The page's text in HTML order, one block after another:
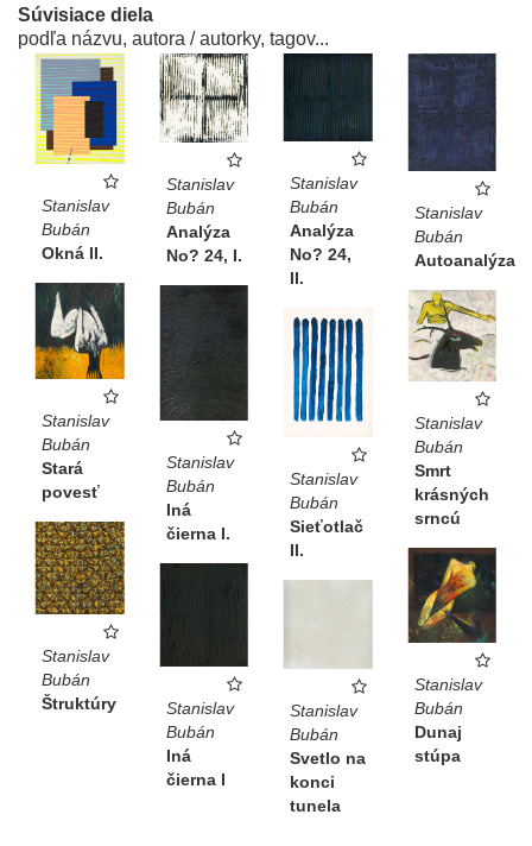
Súvisiace diela
podľa názvu, autora / autorky, tagov...
Stanislav
Bubán
Okná II.
Stanislav
Bubán
Analýza
No? 24, I.
Stanislav
Bubán
Analýza
No? 24,
II.
Stanislav
Bubán
Autoanalýza
Stanislav
Bubán
Stará
povesť
Stanislav
Bubán
Iná
čierna I.
Stanislav
Bubán
Smrt
krásných
srncú
Stanislav
Bubán
Sieťotlač
II.
Stanislav
Bubán
Štruktúry
Stanislav
Bubán
Dunaj
stúpa
Stanislav
Bubán
Iná
čierna I
Stanislav
Bubán
Svetlo na
konci
tunela